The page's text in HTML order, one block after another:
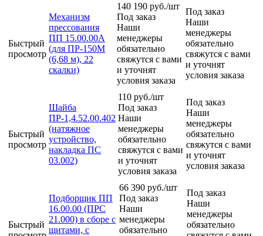
Быстрый
просмотр
Механизм
прессования
ПП 15.00.00А
(для ПР-150М
(6,68 м), 22
скалки)
140 190 руб./шт
Под заказ
Наши
менеджеры
обязательно
свяжутся с вами
и уточнят
условия заказа
Под заказ
Наши
менеджеры
обязательно
свяжутся с вами
и уточнят
условия заказа
Быстрый
просмотр
Шайба
ПР-1,4.52.00.402
(натяжное
устройство,
накладка ПС
03.002)
110 руб./шт
Под заказ
Наши
менеджеры
обязательно
свяжутся с вами
и уточнят
условия заказа
Под заказ
Наши
менеджеры
обязательно
свяжутся с вами
и уточнят
условия заказа
Быстрый
Подборщик ПП
16.00.00 (ПРС
21.000) в сборе с
щитами, с
66 390 руб./шт
Под заказ
Наши
менеджеры
обязательно
Под заказ
Наши
менеджеры
обязательно